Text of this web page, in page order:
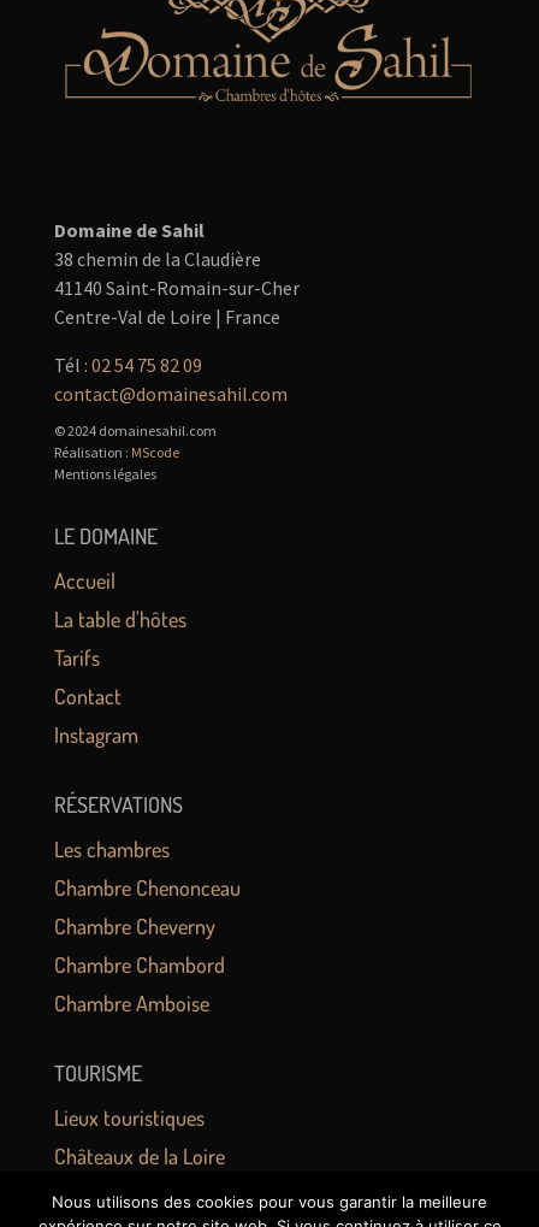
Domaine de Sahil
38 chemin de la Claudière
41140 Saint-Romain-sur-Cher
Centre-Val de Loire | France
Tél : 02 54 75 82 09
contact@domainesahil.com
© 2024 domainesahil.com
Réalisation : MScode
Mentions légales
LE DOMAINE
Accueil
La table d'hôtes
Tarifs
Contact
Instagram
RÉSERVATIONS
Les chambres
Chambre Chenonceau
Chambre Cheverny
Chambre Chambord
Chambre Amboise
TOURISME
Lieux touristiques
Châteaux de la Loire
Zoo de Beauval
Nous utilisons des cookies pour vous garantir la meilleure